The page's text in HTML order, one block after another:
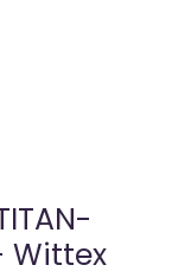
Wittex